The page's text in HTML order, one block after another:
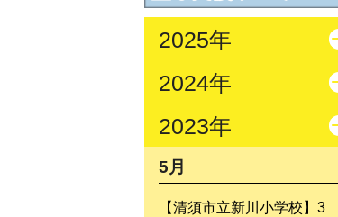
2025年
2024年
2023年
5月
【清須市立新川小学校】3